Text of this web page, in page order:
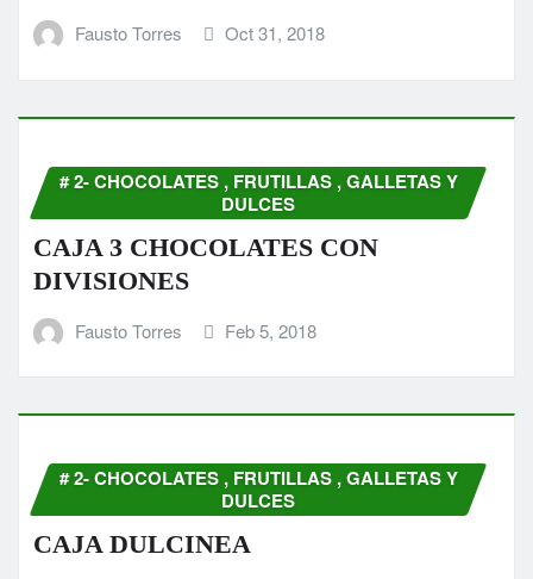
Fausto Torres Oct 31, 2018
# 2- CHOCOLATES , FRUTILLAS , GALLETAS Y
DULCES
CAJA 3 CHOCOLATES CON
DIVISIONES
Fausto Torres Feb 5, 2018
# 2- CHOCOLATES , FRUTILLAS , GALLETAS Y
DULCES
CAJA DULCINEA